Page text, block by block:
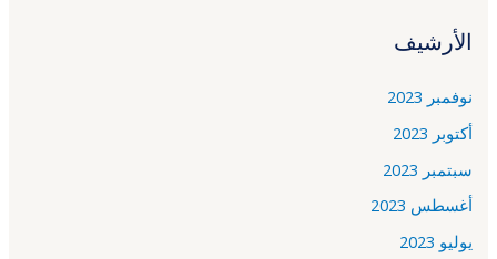
الأرشيف
نوفمبر 2023
أكتوبر 2023
سبتمبر 2023
أغسطس 2023
يوليو 2023